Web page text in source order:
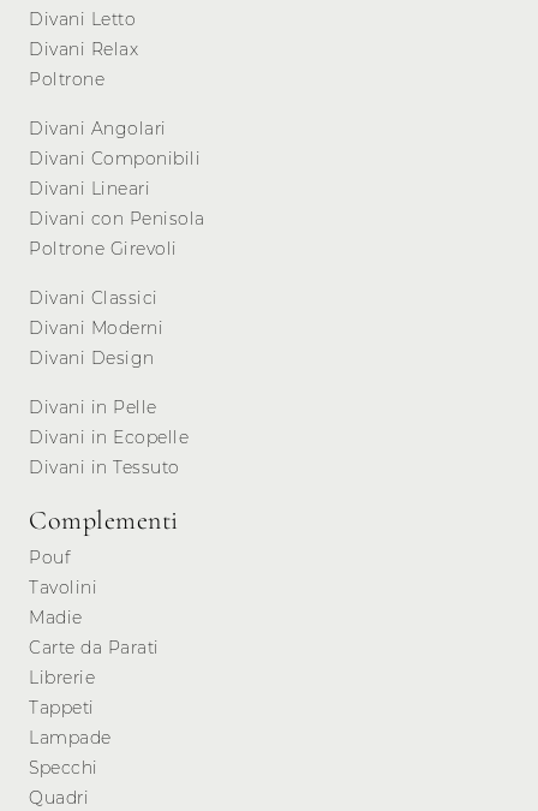
Divani Letto
Divani Relax
Poltrone
Divani Angolari
Divani Componibili
Divani Lineari
Divani con Penisola
Poltrone Girevoli
Divani Classici
Divani Moderni
Divani Design
Divani in Pelle
Divani in Ecopelle
Divani in Tessuto
Complementi
Pouf
Tavolini
Madie
Carte da Parati
Librerie
Tappeti
Lampade
Specchi
Quadri